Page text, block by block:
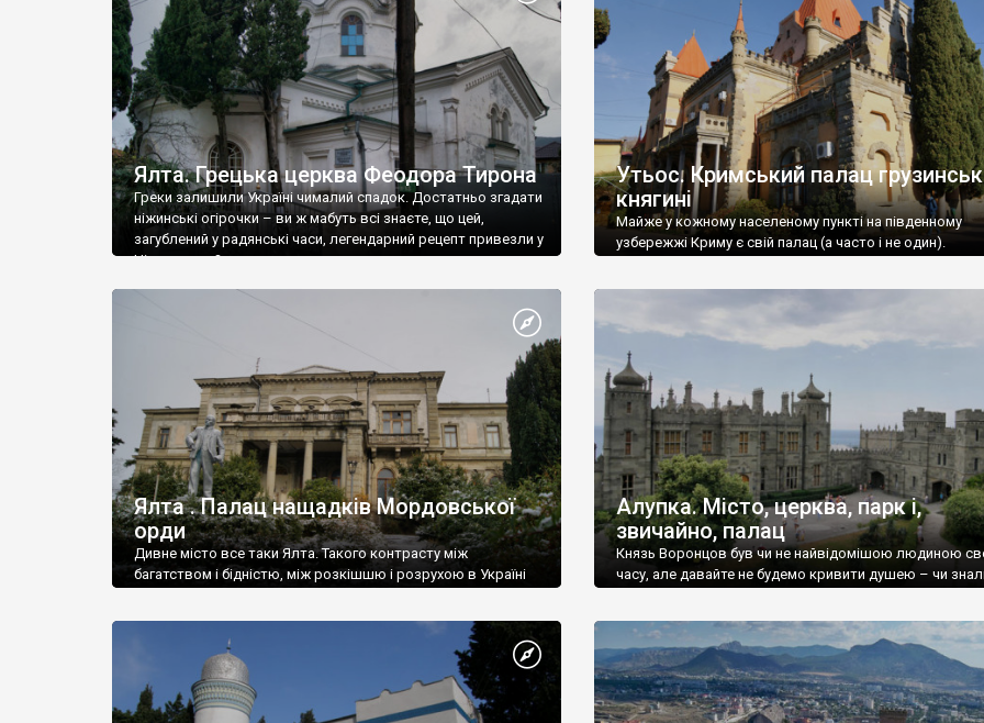
Херсонесу Таврійського названо місто […]
Ялта. Грецька церква Феодора Тирона
Греки залишили Україні чималий спадок. Достатньо згадати
ніжинські огірочки – ви ж мабуть всі знаєте, що цей,
загублений у радянські часи, легендарний рецепт привезли у
Ніжин греки?
Утьос. Кримський палац
княгині
Майже у кожному населеному пункті на південному
узбережжі Криму є свій палац (а часто і не один).
Ялта . Палац нащадків Мордовської
орди
Дивне місто все таки Ялта. Такого контрасту між
багатством і бідністю, між розкішшю і розрухою в Україні
Алупка. Місто, церква, парк і,
звичайно, палац
Князь Воронцов був чи не найвідомішою людиною
часу, але давайте не будемо кривити душею – чи